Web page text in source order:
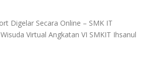
Digelar Secara Online – SMK IT
Wisuda Virtual Angkatan VI SMKIT Ihsanul